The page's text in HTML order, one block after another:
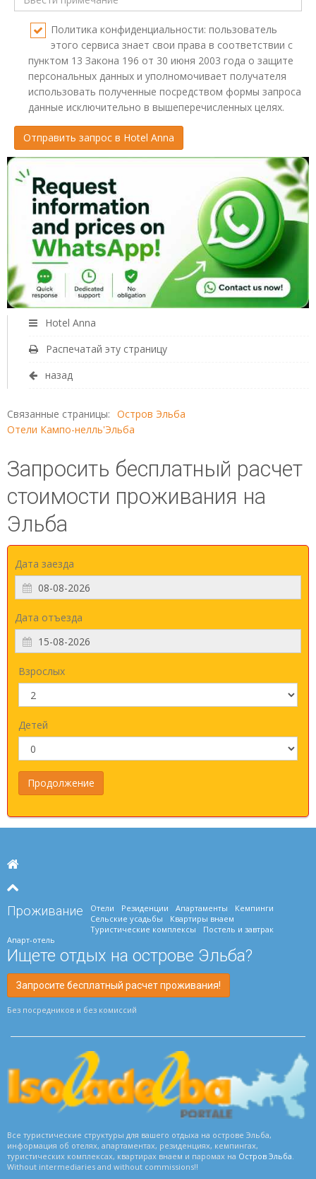
Политика конфиденциальности: пользователь
этого сервиса знает свои права в соответствии с
пунктом 13 Закона 196 от 30 июня 2003 года о защите
персональных данных и уполномочивает получателя
использовать полученные посредством формы запроса
данные исключительно в вышеперечисленных целях.
Hotel Anna
Распечатай эту страницу
назад
Связанные страницы: Остров Эльба
Отели Кампо-нелль'Эльба
Запросить бесплатный расчет
стоимости проживания на
Эльба
Дата заезда
Дата отъезда
Взрослых
Детей
Проживание Отели Резиденции Апартаменты
Кемпинги
Сельские усадьбы
Квартиры внаем
Туристические комплексы
Постель и завтрак
Апарт-отель
Ищете отдых на острове Эльба?
Запросите бесплатный расчет проживания!
Без посредников и без комиссий
Все туристические структуры для вашего отдыха на острове Эльба,
информация об отелях, апартаментах, резиденциях, кемпингах,
туристических комплексах, квартирах внаем и паромах на Остров Эльба
Without intermediaries and without commissions!!